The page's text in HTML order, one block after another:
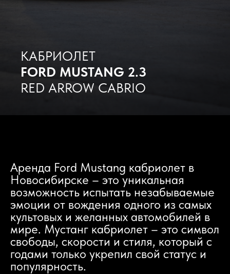
КАБРИОЛЕТ
FORD MUSTANG 2.3
RED ARROW CABRIO
Аренда Ford Mustang кабриолет в
Новосибирске – это уникальная
возможность испытать незабываемые
эмоции от вождения одного из самых
культовых и желанных автомобилей в
мире. Мустанг кабриолет – это символ
свободы, скорости и стиля, который с
годами только укрепил свой статус и
популярность.